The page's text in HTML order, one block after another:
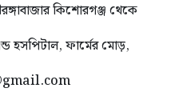
কিশোরগঞ্জ থেকে
হসপিটাল, ফার্মের মোড়,